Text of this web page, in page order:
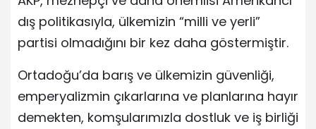
dış politikasıyla, ülkemizin “milli ve yerli”
partisi olmadığını bir kez daha göstermiştir.
Ortadoğu’da barış ve ülkemizin güvenliği,
emperyalizmin çıkarlarına ve planlarına hayır
demekten, komşularımızla dostluk ve iş birliği